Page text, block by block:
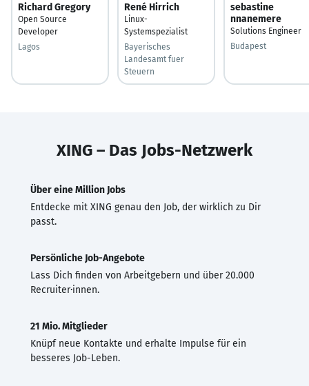
Richard Gregory
Open Source
Developer
Lagos
René Hirrich
Linux-
Systemspezialist
Bayerisches
Landesamt fuer
Steuern
sebastine
nnanemere
Solutions Engineer
Budapest
XING – Das Jobs-Netzwerk
Über eine Million Jobs
Entdecke mit XING genau den Job, der wirklich zu Dir
passt.
Persönliche Job-Angebote
Lass Dich finden von Arbeitgebern und über 20.000
Recruiter·innen.
21 Mio. Mitglieder
Knüpf neue Kontakte und erhalte Impulse für ein
besseres Job-Leben.